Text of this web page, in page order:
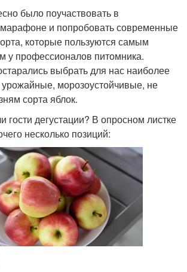
Яблоки с розовой и
яблоки Прозрачные яблоки
было поучаствовать в
и попробовать современные
которые пользуются самым
у профессионалов питомника.
выбрать для нас наиболее
морозоустойчивые, не
сорта яблок.
гости дегустации? В опросном листке
несколько позиций: